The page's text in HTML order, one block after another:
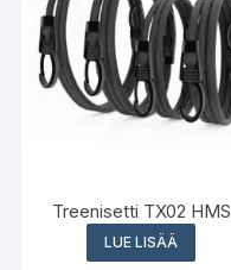
Treenisetti TX02 HMS
LUE LISÄÄ